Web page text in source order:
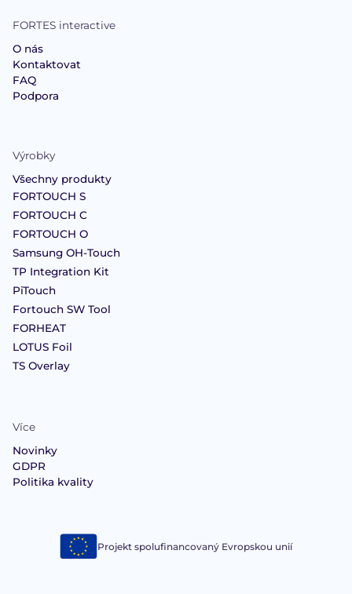
FORTES interactive
O nás
Kontaktovat
FAQ
Podpora
Výrobky
Všechny produkty
FORTOUCH S
FORTOUCH C
FORTOUCH O
Samsung OH-Touch
TP Integration Kit
PiTouch
Fortouch SW Tool
FORHEAT
LOTUS Foil
TS Overlay
Více
Novinky
GDPR
Politika kvality
Projekt spolufinancovaný Evropskou unií